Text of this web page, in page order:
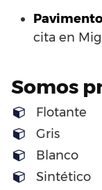
cita en
Somos
Flotante
Gris
Blanco
Sintético